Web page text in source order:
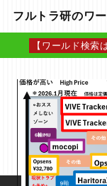
フルトラ研のワ
【ワールド検索